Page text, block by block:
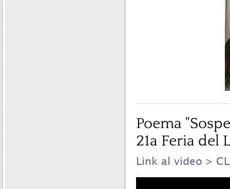
Poema
21a Feria del
Link al video >